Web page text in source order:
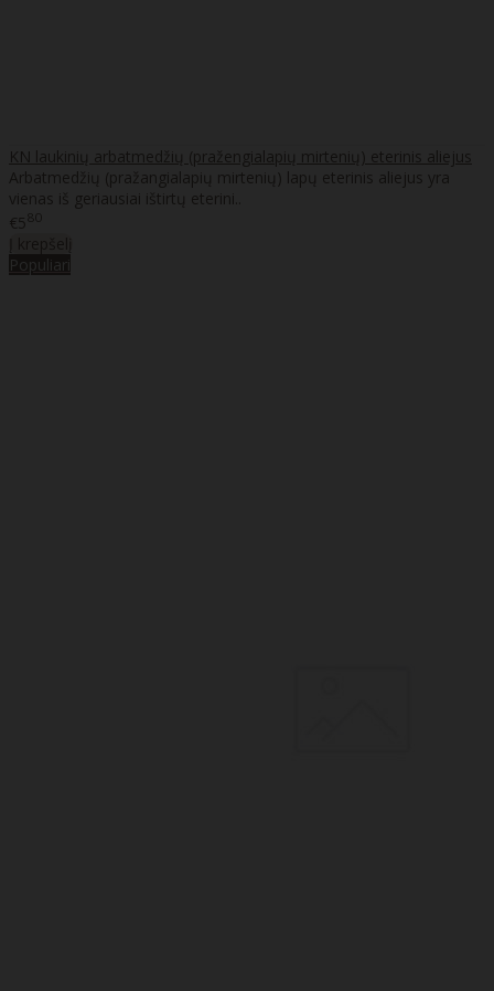
KN laukinių arbatmedžių (pražengialapių mirtenių) eterinis aliejus
Arbatmedžių (pražangialapių mirtenių) lapų eterinis aliejus yra
vienas iš geriausiai ištirtų eterini..
€580
Populiari